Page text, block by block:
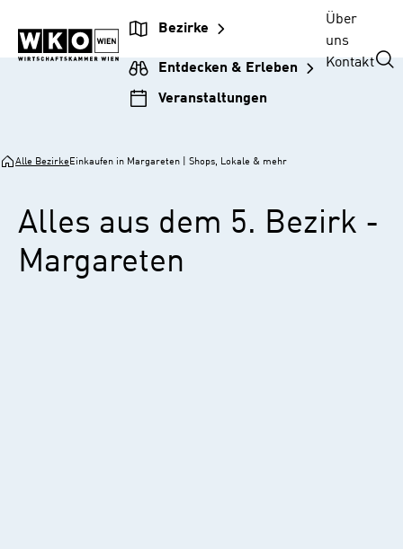
Unternehmensnavigation
springen
Inhalt
springen
Hauptnavigation
springen
Footer
springen
Bezirke
Entdecken & Erleben
Veranstaltungen
Über
uns
Kontakt
Alle BezirkeEinkaufen in Margareten | Shops, Lokale & mehr
Alles aus dem 5. Bezirk -
Margareten